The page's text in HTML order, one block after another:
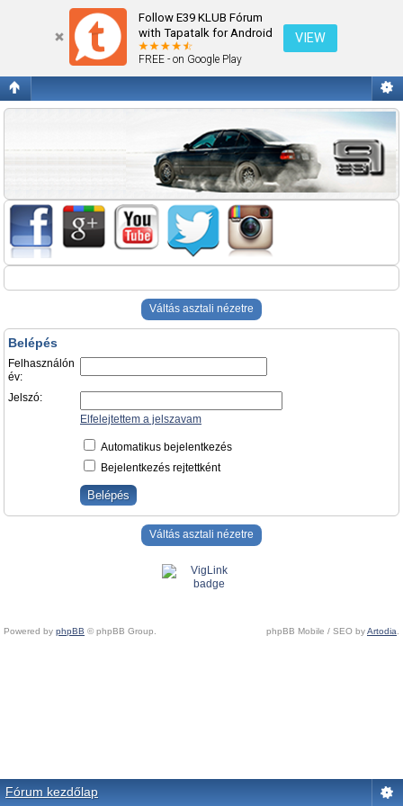
Follow E39 KLUB Fórum
with Tapatalk for Android
FREE - on Google Play
VIEW
Belépés
Váltás asztali nézetre
Belépés
Felhasználón
év:
Jelszó:
Elfelejtettem a jelszavam
Automatikus bejelentkezés
Bejelentkezés rejtettként
Váltás asztali nézetre
Powered by phpBB © phpBB Group. phpBB Mobile / SEO byArtodia.
Fórum kezdőlap